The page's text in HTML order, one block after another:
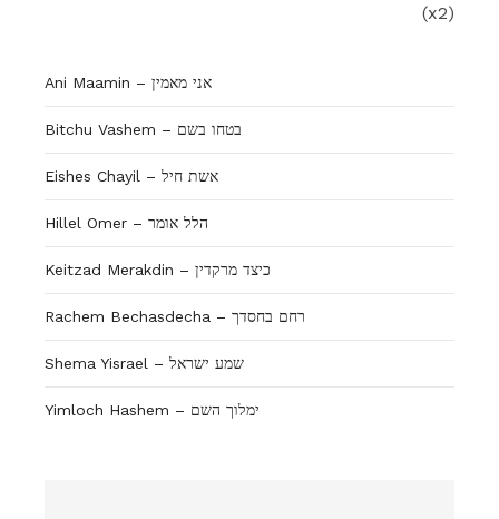
(x2)
Ani Maamin – אני מאמין
Bitchu Vashem – בטחו בשם
Eishes Chayil – אשת חיל
Hillel Omer – הלל אומר
Keitzad Merakdin – כיצד מרקדין
Rachem Bechasdecha – רחם בחסדך
Shema Yisrael – שמע ישראל
Yimloch Hashem – ימלוך השם